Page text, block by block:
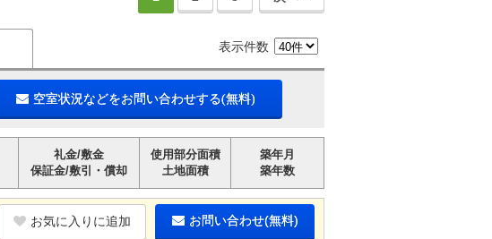
表示件数
空室状況などをお問い合わせする(無料)
礼金/敷金
保証金/敷引・償却
使用部分面積
土地面積
築年月
築年数
お気に入りに追加 お問い合わせ(無料)